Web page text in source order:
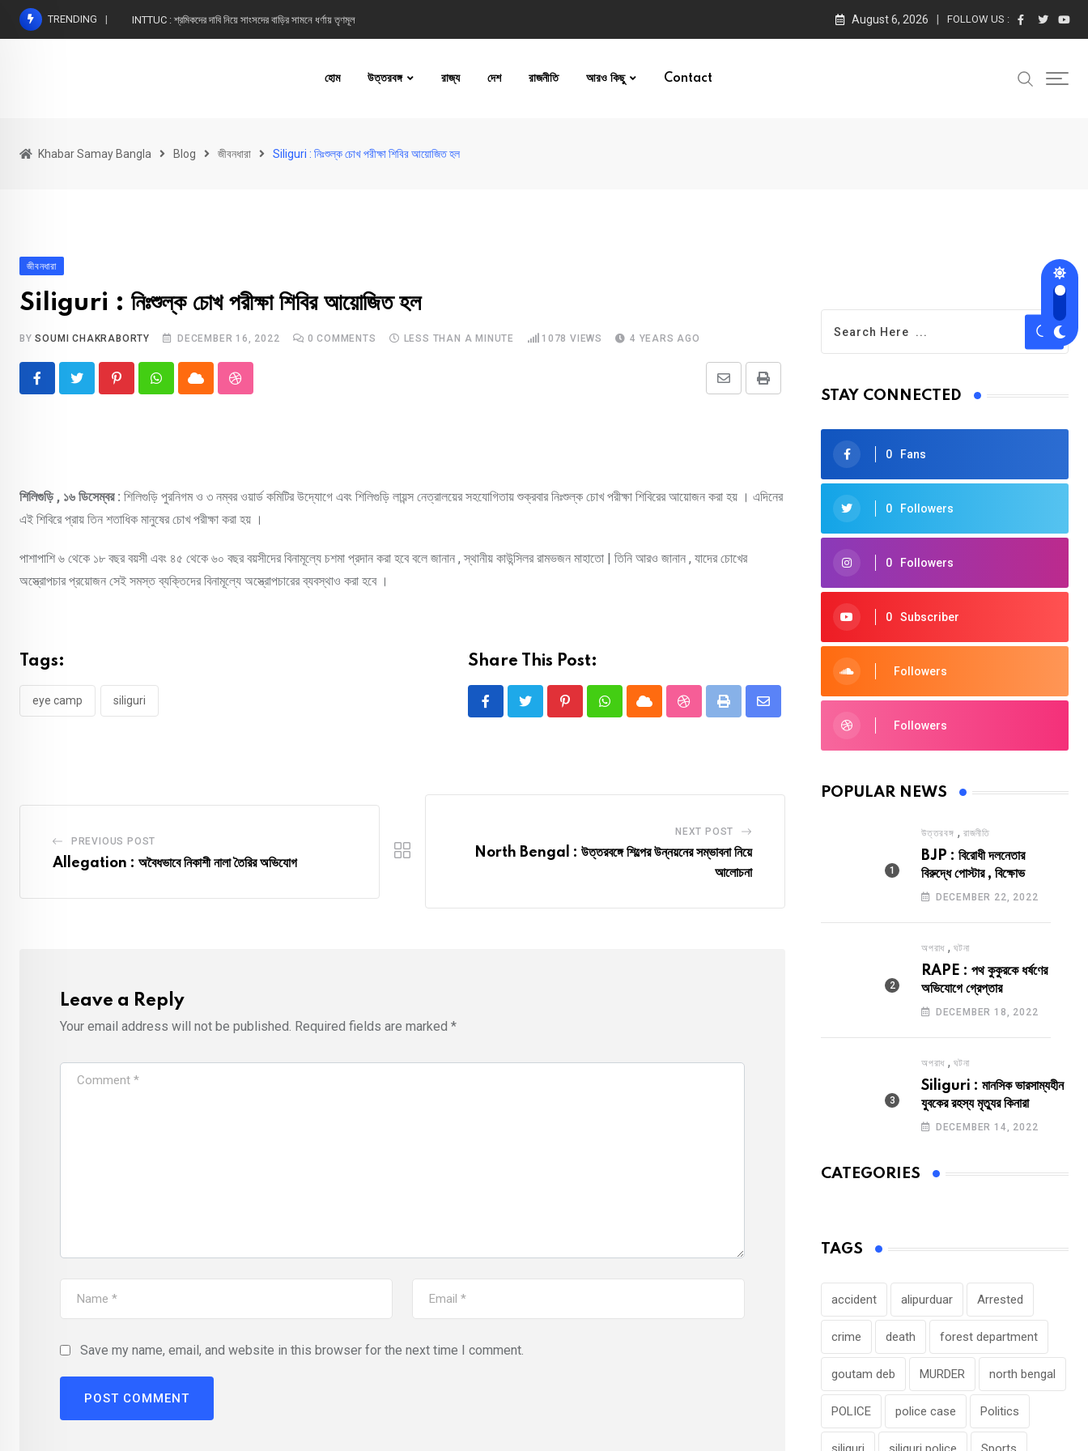
Skip
TRENDING INTTUC : শ্রমিকদের দাবি নিয়ে সাংসদের বাড়ির সামনে ধর্ণায় তৃণমূল August 6, 2026 FOLLOW US :
হোম উত্তরবঙ্গ রাজ্য দেশ রাজনীতি আরও কিছু Contact
Khabar Samay Bangla Blog জীবনধারা Siliguri : নিঃশুল্ক চোখ পরীক্ষা শিবির আয়োজিত হল
জীবনধারা
Siliguri : নিঃশুল্ক চোখ পরীক্ষা শিবির আয়োজিত হল
BYSOUMI CHAKRABORTY DECEMBER 16, 2022 0 COMMENTS LESS THAN A MINUTE 1078 VIEWS 4 YEARS AGO
PinterestWhatsappCloud StumbleUpon Print
Share
শিলিগুড়ি , ১৬ ডিসেম্বর : শিলিগুড়ি পুরনিগম ও ৩ নম্বর ওয়ার্ড কমিটির উদ্যোগে এবং শিলিগুড়ি লায়ন্স নেত্রালয়ের সহযোগিতায় শুক্রবার নিঃশুল্ক চোখ পরীক্ষা শিবিরের আয়োজন করা হয় । এদিনের
এই শিবিরে প্রায় তিন শতাধিক মানুষের চোখ পরীক্ষা করা হয় ।
পাশাপাশি ৬ থেকে ১৮ বছর বয়সী এবং ৪৫ থেকে ৬০ বছর বয়সীদের বিনামূল্যে চশমা প্রদান করা হবে বলে জানান , স্থানীয় কাউন্সিলর রামভজন মাহাতো | তিনি আরও জানান , যাদের চোখের
অস্ত্রোপচার প্রয়োজন সেই সমস্ত ব্যক্তিদের বিনামূল্যে অস্ত্রোপচারের ব্যবস্থাও করা হবে ।
Tags:
eye camp siliguri
Share This Post:
PinterestWhatsappCloud StumbleUpon
Print
Share
PREVIOUS POST
Allegation : অবৈধভাবে নিকাশী নালা তৈরির অভিযোগ
NEXT POST
North Bengal : উত্তরবঙ্গে শিল্পের উন্নয়নের সম্ভাবনা নিয়ে
আলোচনা
Leave a Reply
Your email address will not be published. Required fields are marked *
Save my name, email, and website in this browser for the next time I comment.
STAY CONNECTED
0 Fans
0 Followers
0 Followers
0 Subscriber
Followers
Followers
POPULAR NEWS
উত্তরবঙ্গ , রাজনীতি
BJP : বিরোধী দলনেতার
বিরুদ্ধে পোস্টার , বিক্ষোভ
DECEMBER 22, 2022
অপরাধ ,ঘটনা
RAPE : পথ কুকুরকে ধর্ষণের
অভিযোগে গ্রেপ্তার
DECEMBER 18, 2022
অপরাধ ,ঘটনা
Siliguri : মানসিক ভারসাম্যহীন
যুবকের রহস্য মৃত্যুর কিনারা
DECEMBER 14, 2022
CATEGORIES
TAGS
accident alipurduar Arrested
crime death forest department
goutam deb MURDER north bengal
POLICE police case Politics